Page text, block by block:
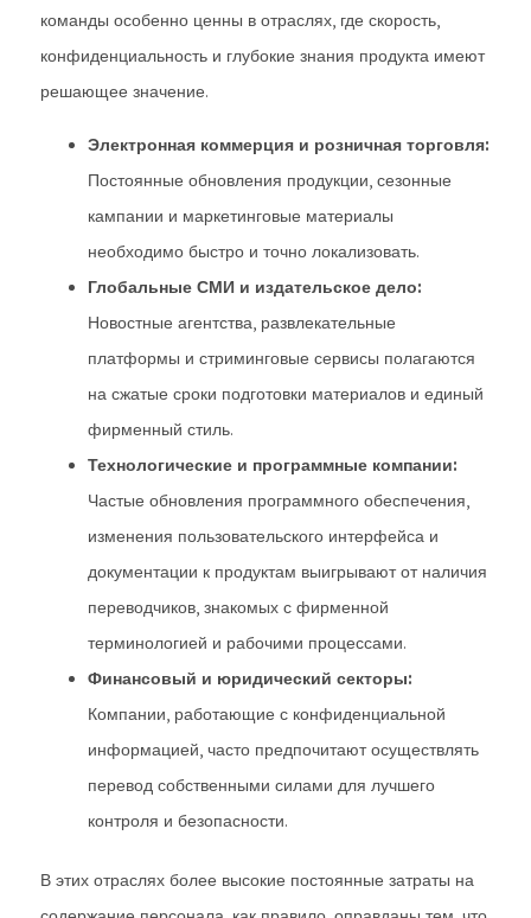
команды особенно ценны в отраслях, где скорость,
конфиденциальность и глубокие знания продукта имеют
решающее значение.
Электронная коммерция и розничная торговля:
Постоянные обновления продукции, сезонные
кампании и маркетинговые материалы
необходимо быстро и точно локализовать.
Глобальные СМИ и издательское дело:
Новостные агентства, развлекательные
платформы и стриминговые сервисы полагаются
на сжатые сроки подготовки материалов и единый
фирменный стиль.
Технологические и программные компании:
Частые обновления программного обеспечения,
изменения пользовательского интерфейса и
документации к продуктам выигрывают от наличия
переводчиков, знакомых с фирменной
терминологией и рабочими процессами.
Финансовый и юридический секторы:
Компании, работающие с конфиденциальной
информацией, часто предпочитают осуществлять
перевод собственными силами для лучшего
контроля и безопасности.
В этих отраслях более высокие постоянные затраты на